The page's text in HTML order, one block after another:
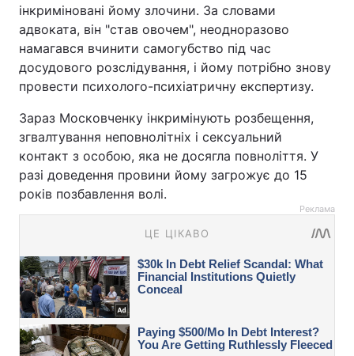
інкриміновані йому злочини. За словами
адвоката, він "став овочем", неодноразово
намагався вчинити самогубство під час
досудового розслідування, і йому потрібно знову
провести психолого-психіатричну експертизу.
Зараз Московченку інкримінують розбещення,
згвалтування неповнолітніх і сексуальний
контакт з особою, яка не досягла повноліття. У
разі доведення провини йому загрожує до 15
років позбавлення волі.
Реклама